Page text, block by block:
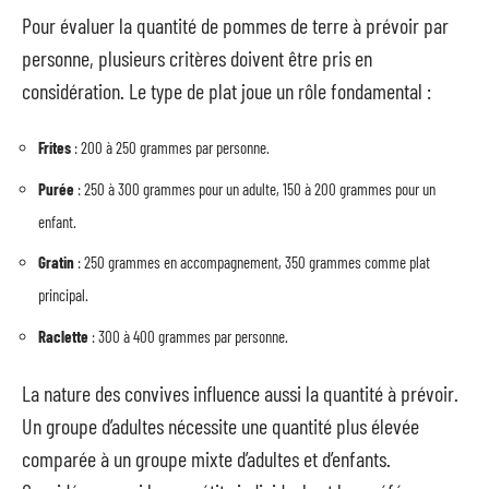
Pour évaluer la quantité de pommes de terre à prévoir par
personne, plusieurs critères doivent être pris en
considération. Le type de plat joue un rôle fondamental :
Frites : 200 à 250 grammes par personne.
Purée : 250 à 300 grammes pour un adulte, 150 à 200 grammes pour un
enfant.
Gratin : 250 grammes en accompagnement, 350 grammes comme plat
principal.
Raclette : 300 à 400 grammes par personne.
La nature des convives influence aussi la quantité à prévoir.
Un groupe d’adultes nécessite une quantité plus élevée
comparée à un groupe mixte d’adultes et d’enfants.